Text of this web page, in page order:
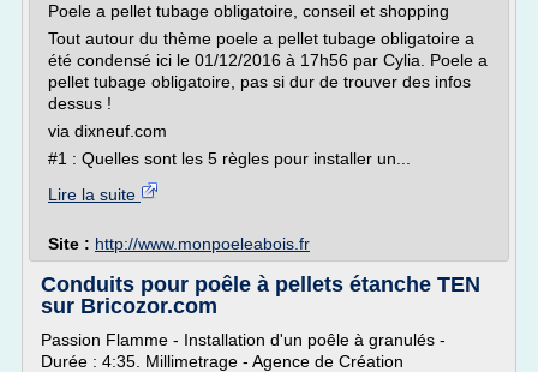
Poele a pellet tubage obligatoire, conseil et shopping
Tout autour du thème poele a pellet tubage obligatoire a
été condensé ici le 01/12/2016 à 17h56 par Cylia. Poele a
pellet tubage obligatoire, pas si dur de trouver des infos
dessus !
via dixneuf.com
#1 : Quelles sont les 5 règles pour installer un...
Lire la suite
Site : http://www.monpoeleabois.fr
Conduits pour poêle à pellets étanche TEN
sur Bricozor.com
Passion Flamme - Installation d'un poêle à granulés -
Durée : 4:35. Millimetrage - Agence de Création